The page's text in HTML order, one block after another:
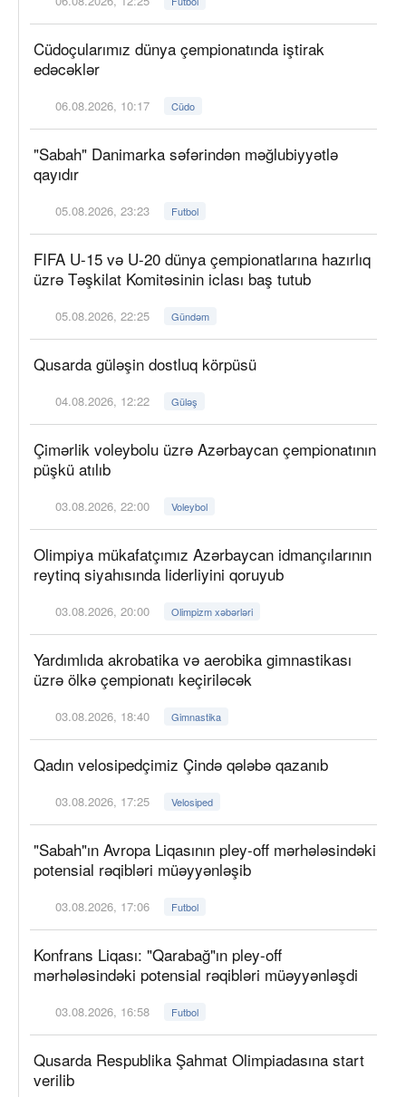
Cüdoçularımız dünya çempionatında iştirak
edəcəklər
06.08.2026, 10:17 Cüdo
"Sabah" Danimarka səfərindən məğlubiyyətlə
qayıdır
05.08.2026, 23:23 Futbol
FIFA U-15 və U-20 dünya çempionatlarına hazırlıq
üzrə Təşkilat Komitəsinin iclası baş tutub
05.08.2026, 22:25 Gündəm
Qusarda güləşin dostluq körpüsü
04.08.2026, 12:22 Güləş
Çimərlik voleybolu üzrə Azərbaycan çempionatının
püşkü atılıb
03.08.2026, 22:00 Voleybol
Olimpiya mükafatçımız Azərbaycan idmançılarının
reytinq siyahısında liderliyini qoruyub
03.08.2026, 20:00 Olimpizm xəbərləri
Yardımlıda akrobatika və aerobika gimnastikası
üzrə ölkə çempionatı keçiriləcək
03.08.2026, 18:40 Gimnastika
Qadın velosipedçimiz Çində qələbə qazanıb
03.08.2026, 17:25 Velosiped
"Sabah"ın Avropa Liqasının pley-off mərhələsindəki
potensial rəqibləri müəyyənləşib
03.08.2026, 17:06 Futbol
Konfrans Liqası: "Qarabağ"ın pley-off
mərhələsindəki potensial rəqibləri müəyyənləşdi
03.08.2026, 16:58 Futbol
Qusarda Respublika Şahmat Olimpiadasına start
verilib